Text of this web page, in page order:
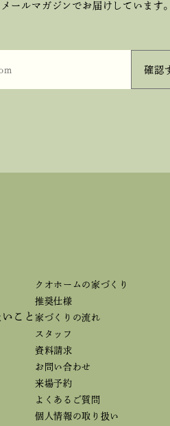
ールマガジンでお届けしています。
こと
クオホームの家づくり
推奨仕様
家づくりの流れ
スタッフ
資料請求
お問い合わせ
来場予約
よくあるご質問
個人情報の取り扱い